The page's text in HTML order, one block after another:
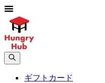
ギフトカード